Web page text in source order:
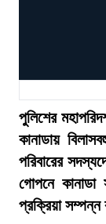
পুলিশের
কানাডায়
পরিবারের
গোপনে কানাডা
প্রক্রিয়া